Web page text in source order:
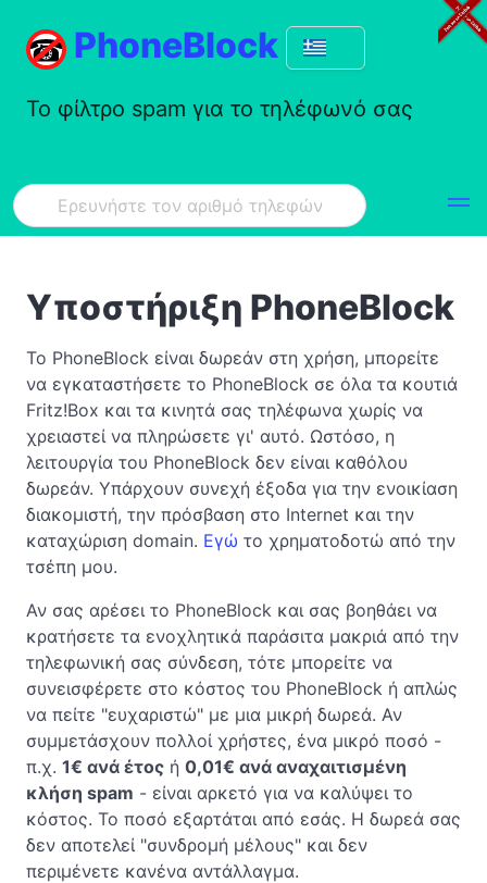
PhoneBlock
Το φίλτρο spam για το τηλέφωνό σας
Υποστήριξη PhoneBlock
Το PhoneBlock είναι δωρεάν στη χρήση, μπορείτε
να εγκαταστήσετε το PhoneBlock σε όλα τα κουτιά
Fritz!Box και τα κινητά σας τηλέφωνα χωρίς να
χρειαστεί να πληρώσετε γι' αυτό. Ωστόσο, η
λειτουργία του PhoneBlock δεν είναι καθόλου
δωρεάν. Υπάρχουν συνεχή έξοδα για την ενοικίαση
διακομιστή, την πρόσβαση στο Internet και την
καταχώριση domain. Εγώ το χρηματοδοτώ από την
τσέπη μου.
Αν σας αρέσει το PhoneBlock και σας βοηθάει να
κρατήσετε τα ενοχλητικά παράσιτα μακριά από την
τηλεφωνική σας σύνδεση, τότε μπορείτε να
συνεισφέρετε στο κόστος του PhoneBlock ή απλώς
να πείτε "ευχαριστώ" με μια μικρή δωρεά. Αν
συμμετάσχουν πολλοί χρήστες, ένα μικρό ποσό -
π.χ. 1€ ανά έτος ή 0,01€ ανά αναχαιτισμένη
κλήση spam - είναι αρκετό για να καλύψει το
κόστος. Το ποσό εξαρτάται από εσάς. Η δωρεά σας
δεν αποτελεί "συνδρομή μέλους" και δεν
περιμένετε κανένα αντάλλαγμα.